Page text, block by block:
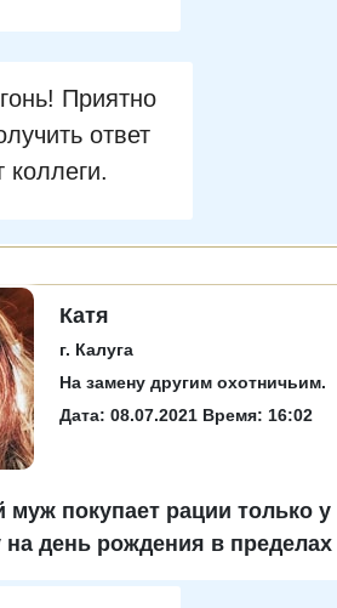
Приятно
ответ
коллеги.
Катя
г. Калуга
На замену другим охотничьим.
Дата: 08.07.2021 Время: 16:02
покупает рации только у
на день рождения в